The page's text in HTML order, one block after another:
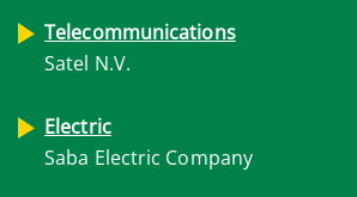
Telecommunications
Satel N.V.
Electric
Saba Electric Company